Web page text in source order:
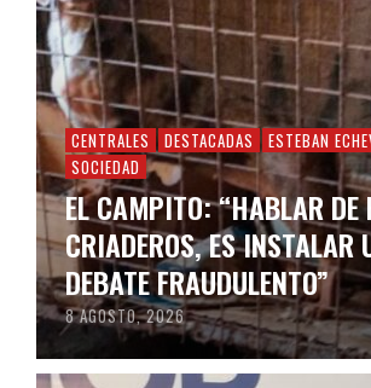
CENTRALES DESTACADAS
ESTEBAN
SOCIEDAD
EL CAMPITO: “HABLAR DE
CRIADEROS, ES INSTALAR
DEBATE FRAUDULENTO”
8 AGOSTO, 2026